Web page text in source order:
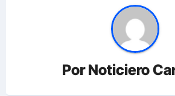
PorNoticiero